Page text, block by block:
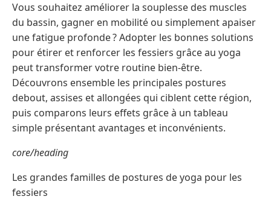
Vous souhaitez améliorer la souplesse des muscles
du bassin, gagner en mobilité ou simplement apaiser
une fatigue profonde ? Adopter les bonnes solutions
pour étirer et renforcer les fessiers grâce au yoga
peut transformer votre routine bien-être.
Découvrons ensemble les principales postures
debout, assises et allongées qui ciblent cette région,
puis comparons leurs effets grâce à un tableau
simple présentant avantages et inconvénients.
core/heading
Les grandes familles de postures de yoga pour les
fessiers